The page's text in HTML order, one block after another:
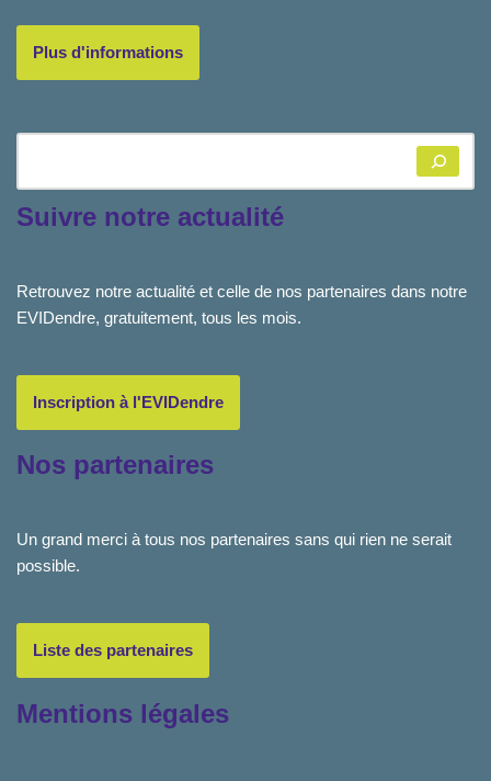
Plus d'informations
Suivre notre actualité
Retrouvez notre actualité et celle de nos partenaires dans notre
EVIDendre, gratuitement, tous les mois.
Inscription à l'EVIDendre
Nos partenaires
Un grand merci à tous nos partenaires sans qui rien ne serait
possible.
Liste des partenaires
Mentions légales